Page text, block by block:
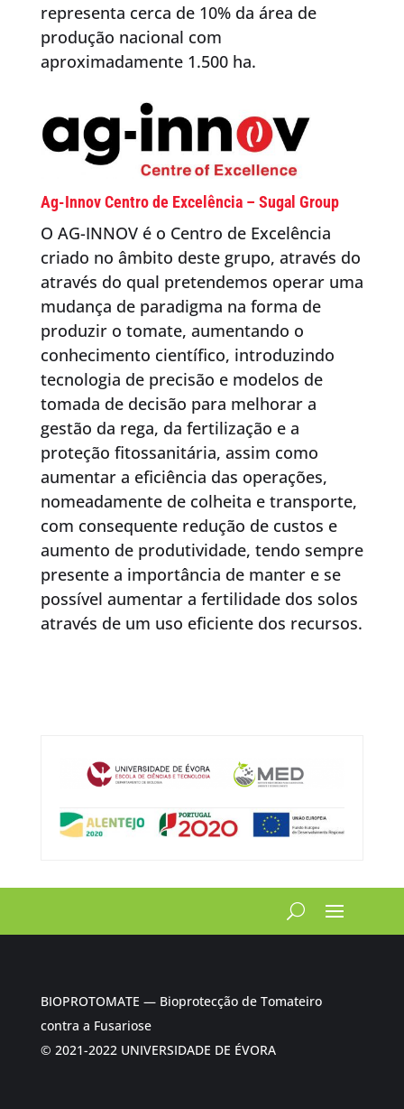
representa cerca de 10% da área de
produção nacional com
aproximadamente 1.500 ha.
Ag-Innov Centro de Excelência – Sugal Group
O AG-INNOV é o Centro de Excelência
criado no âmbito deste grupo, através do
através do qual pretendemos operar uma
mudança de paradigma na forma de
produzir o tomate, aumentando o
conhecimento científico, introduzindo
tecnologia de precisão e modelos de
tomada de decisão para melhorar a
gestão da rega, da fertilização e a
proteção fitossanitária, assim como
aumentar a eficiência das operações,
nomeadamente de colheita e transporte,
com consequente redução de custos e
aumento de produtividade, tendo sempre
presente a importância de manter e se
possível aumentar a fertilidade dos solos
através de um uso eficiente dos recursos.
BIOPROTOMATE — Bioprotecção de Tomateiro
contra a Fusariose
© 2021-2022 UNIVERSIDADE DE ÉVORA